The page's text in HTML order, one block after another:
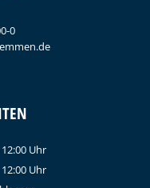
0
12:00Uhr
Von 09:00 bis 12:00 Uhr
12:00Uhr